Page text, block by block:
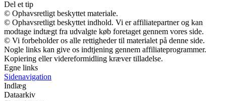
Del et tip
© Ophavsretligt beskyttet materiale.
© Ophavsretligt beskyttet indhold. Vi er affiliatepartner og kan
modtage indtægt fra udvalgte køb foretaget gennem vores side.
© Vi forbeholder os alle rettigheder til materialet på denne side.
Nogle links kan give os indtjening gennem affiliateprogrammer.
Kopiering eller videreformidling kræver tilladelse.
Egne links
Sidenavigation
Indlæg
Dataarkiv